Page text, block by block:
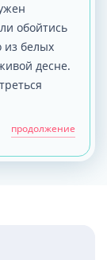
обойтись
из белых
десне.
продолжение